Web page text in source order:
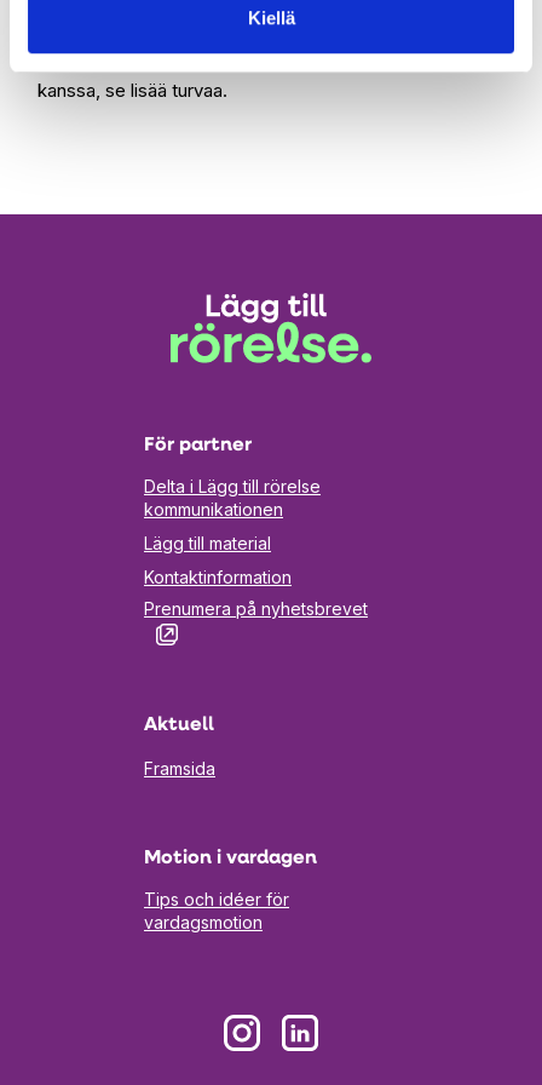
Kiellä
uintitaidon ja rannan ominaisuudet huomioon ottaen.
Yhteiset pelisäännöt rannalle on hyvä sopia lapsen
kanssa, se lisää turvaa.
För partner
Delta i Lägg till rörelse
kommunikationen
Lägg till material
Kontaktinformation
Prenumera på nyhetsbrevet
Öppnas
flik
Aktuell
Framsida
Motion i vardagen
Tips och idéer för
vardagsmotion
Öppnas
i
Öppnas
i